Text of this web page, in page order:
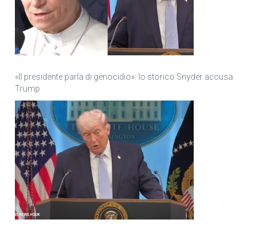
«Il presidente parla di genocidio»: lo storico Snyder accusa
Trump